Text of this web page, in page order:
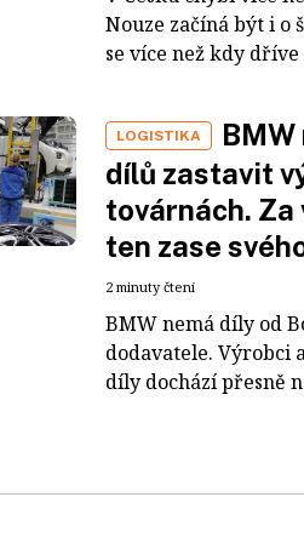
Nouze začíná být i o
se více než kdy dříve
LOGISTIKA
dílů zastavit
továrnách. Za
ten zase
2 minuty čtení
BMW nemá díly od
dodavatele. Výrobci
díly dochází přesně